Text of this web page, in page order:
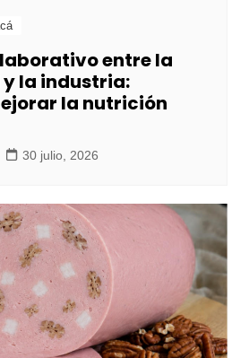
entre la
la industria:
la nutrición
30 julio, 2026